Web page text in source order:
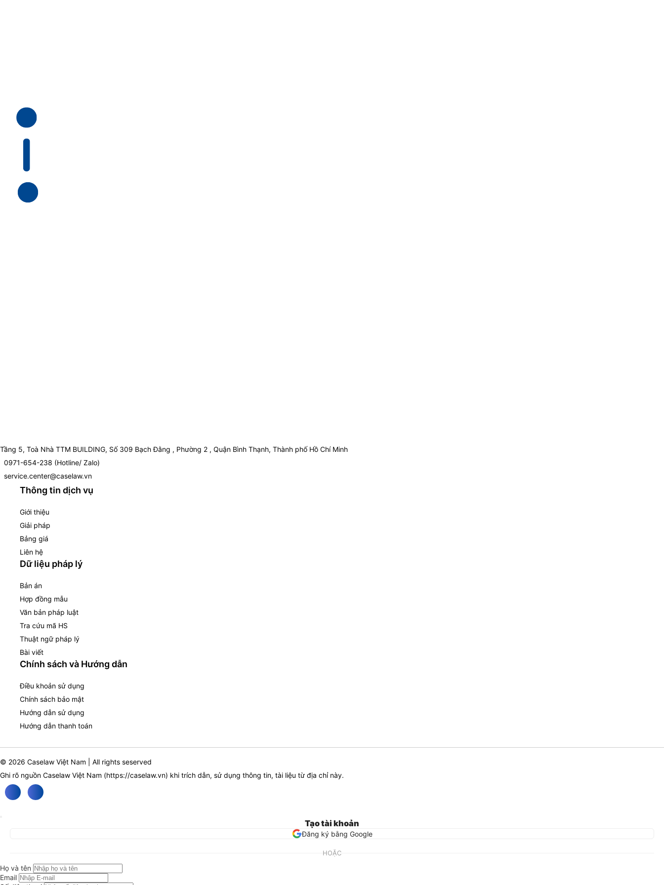
Tầng 5, Toà Nhà TTM BUILDING, Số 309 Bạch Đằng , Phường 2 , Quận Bình Thạnh, Thành phố Hồ Chí Minh
0971-654-238 (Hotline/ Zalo)
service.center@caselaw.vn
Thông tin dịch vụ
Giới thiệu
Giải pháp
Bảng giá
Liên hệ
Dữ liệu pháp lý
Bản án
Hợp đồng mẫu
Văn bản pháp luật
Tra cứu mã HS
Thuật ngữ pháp lý
Bài viết
Chính sách và Hướng dẫn
Điều khoản sử dụng
Chính sách bảo mật
Hướng dẫn sử dụng
Hướng dẫn thanh toán
© 2026 Caselaw Việt Nam | All rights seserved
Ghi rõ nguồn Caselaw Việt Nam (https://caselaw.vn) khi trích dẫn, sử dụng thông tin, tài liệu từ địa chỉ này.
Tạo tài khoản
Đăng ký bằng Google
HOẶC
Họ và tên
Email